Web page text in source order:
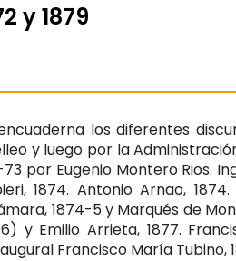
y 1879
los diferentes
y luego por la
por Eugenio Montero Rios.
1874. Antonio Arnao, 1874.
1874-5 y Marqués de
y Emilio Arrieta, 1877.
Francisco María Tubino,